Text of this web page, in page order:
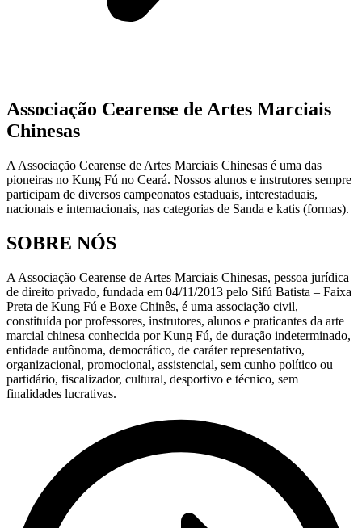
Associação Cearense de Artes Marciais
Chinesas
A Associação Cearense de Artes Marciais Chinesas é uma das
pioneiras no Kung Fú no Ceará. Nossos alunos e instrutores sempre
participam de diversos campeonatos estaduais, interestaduais,
nacionais e internacionais, nas categorias de Sanda e katis (formas).
SOBRE NÓS
A Associação Cearense de Artes Marciais Chinesas, pessoa jurídica
de direito privado, fundada em 04/11/2013 pelo Sifú Batista – Faixa
Preta de Kung Fú e Boxe Chinês, é uma associação civil,
constituída por professores, instrutores, alunos e praticantes da arte
marcial chinesa conhecida por Kung Fú, de duração indeterminado,
entidade autônoma, democrático, de caráter representativo,
organizacional, promocional, assistencial, sem cunho político ou
partidário, fiscalizador, cultural, desportivo e técnico, sem
finalidades lucrativas.